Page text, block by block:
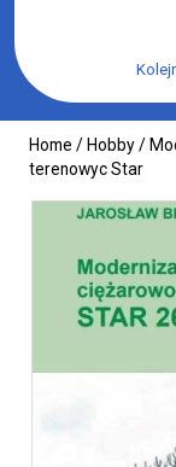
content
Home / Hobby/
terenowyc Star